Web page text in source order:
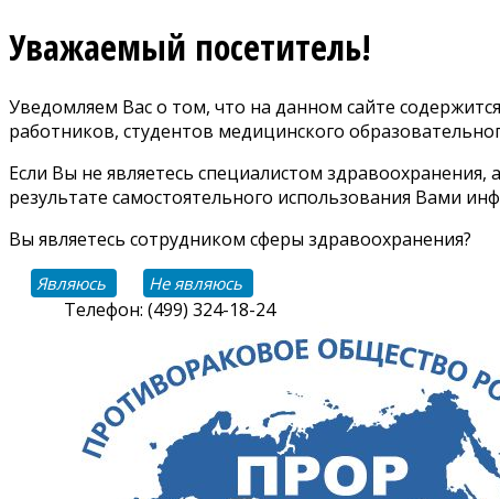
Уважаемый посетитель!
Уведомляем Вас о том, что на данном сайте
работников, студентов медицинского
Если Вы не являетесь специалистом
результате самостоятельного использования Вами
Вы являетесь сотрудником сферы здравоохранения?
Являюсь Не являюсь
Телефон: (499) 324-18-24